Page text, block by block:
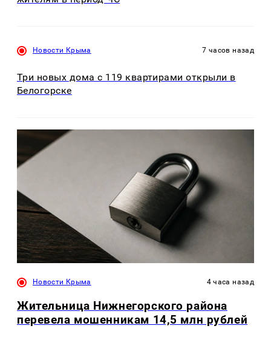
Новости Крыма 7 часов назад
Три новых дома с 119 квартирами открыли в
Белогорске
Новости Крыма 4 часа назад
Жительница Нижнегорского района
перевела мошенникам 14,5 млн рублей